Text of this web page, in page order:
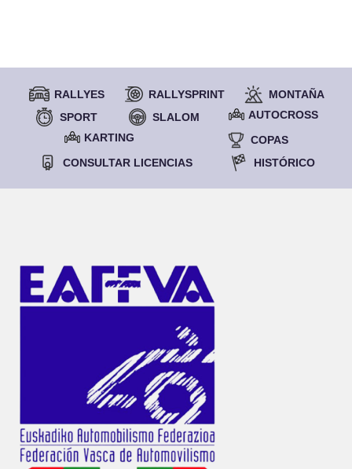
RALLYES RALLYSPRINT
MONTAÑA
SPORT
SLALOM
AUTOCROSS
KARTING
COPAS
CONSULTAR LICENCIAS
HISTÓRICO